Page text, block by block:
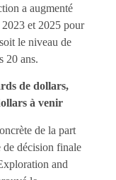
a augmenté
et 2025 pour
le niveau de
20 ans.
de dollars,
à venir
de la part
de décision finale
and